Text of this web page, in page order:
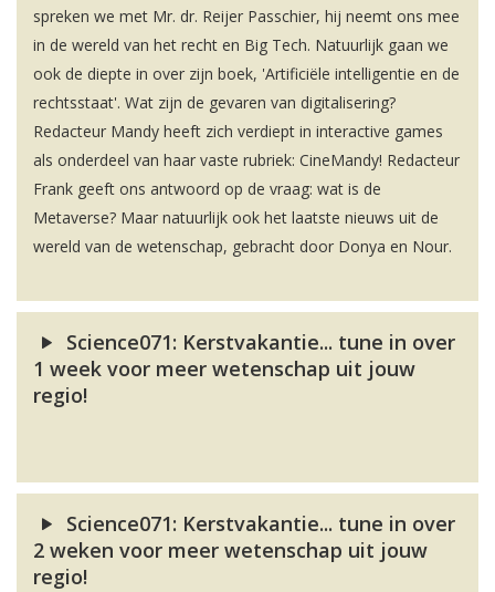
spreken we met Mr. dr. Reijer Passchier, hij neemt ons mee
in de wereld van het recht en Big Tech. Natuurlijk gaan we
ook de diepte in over zijn boek, 'Artificiële intelligentie en de
rechtsstaat'. Wat zijn de gevaren van digitalisering?
Redacteur Mandy heeft zich verdiept in interactive games
als onderdeel van haar vaste rubriek: CineMandy! Redacteur
Frank geeft ons antwoord op de vraag: wat is de
Metaverse? Maar natuurlijk ook het laatste nieuws uit de
wereld van de wetenschap, gebracht door Donya en Nour.
Science071: Kerstvakantie... tune in over
1 week voor meer wetenschap uit jouw
regio!
Science071: Kerstvakantie... tune in over
2 weken voor meer wetenschap uit jouw
regio!